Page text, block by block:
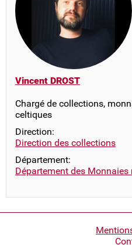
Vincent DROST
Chargé de collections,
celtiques
Direction:
Direction des collections
Département:
Département des